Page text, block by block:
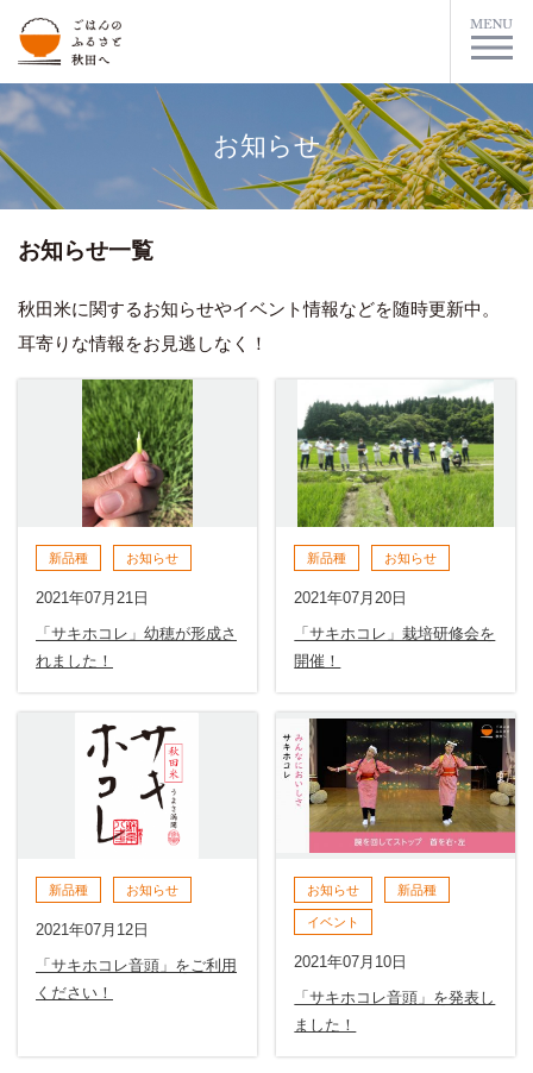
お知らせ
お知らせ一覧
秋田米に関するお知らせやイベント情報などを随時更新中。
耳寄りな情報をお見逃しなく！
新品種 お知らせ
2021年07月21日
「サキホコレ」幼穂が形成さ
れました！
新品種 お知らせ
2021年07月20日
「サキホコレ」栽培研修会を
開催！
新品種 お知らせ
2021年07月12日
「サキホコレ音頭」をご利用
ください！
お知らせ 新品種
イベント
2021年07月10日
「サキホコレ音頭」を発表し
ました！